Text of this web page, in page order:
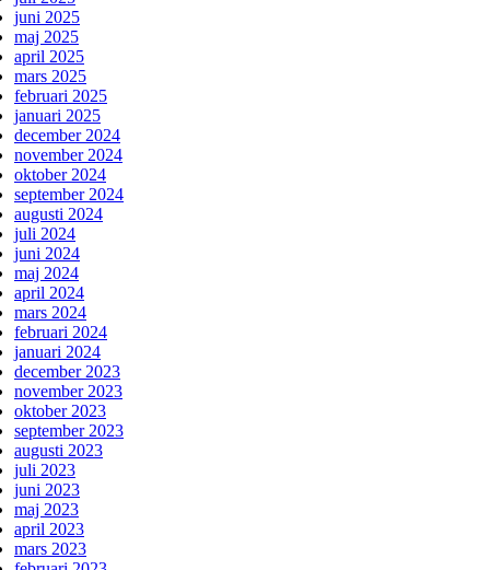
juni 2025
maj 2025
april 2025
mars 2025
februari 2025
januari 2025
december 2024
november 2024
oktober 2024
september 2024
augusti 2024
juli 2024
juni 2024
maj 2024
april 2024
mars 2024
februari 2024
januari 2024
december 2023
november 2023
oktober 2023
september 2023
augusti 2023
juli 2023
juni 2023
maj 2023
april 2023
mars 2023